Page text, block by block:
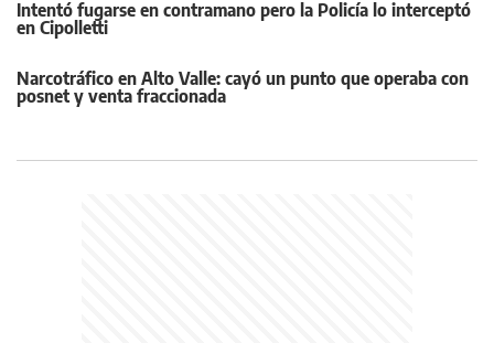
Intentó fugarse en contramano pero la Policía lo interceptó
en Cipolletti
Narcotráfico en Alto Valle: cayó un punto que operaba con
posnet y venta fraccionada